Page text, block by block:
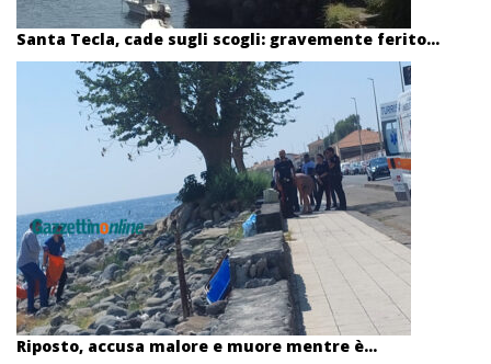
Santa Tecla, cade sugli scogli: gravemente ferito...
Riposto, accusa malore e muore mentre è...